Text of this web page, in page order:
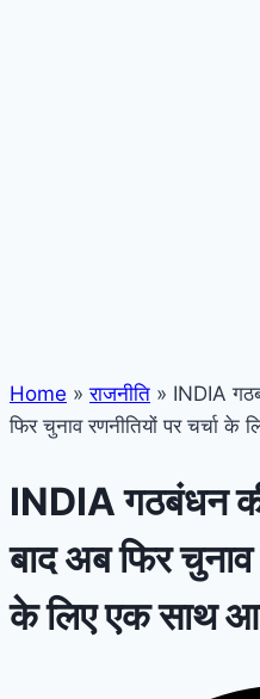
Home » राजनीति » INDIA
फिर चुनाव रणनीतियों पर चर्चा के
INDIA गठबंधन
बाद अब फिर चुनाव
के लिए एक साथ